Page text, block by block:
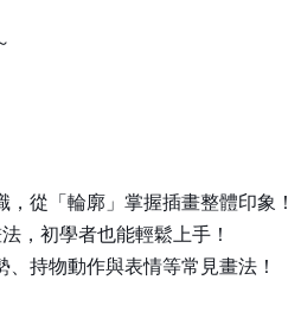
從「輪廓」掌握插畫整體印象！
初學者也能輕鬆上手！
持物動作與表情等常見畫法！